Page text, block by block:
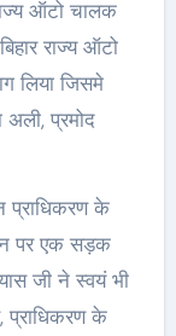
ऑटो चालक
राज्य ऑटो
लिया जिसमे
प्रमोद
प्राधिकरण के
पर एक सड़क
जी ने स्वयं भी
प्राधिकरण के